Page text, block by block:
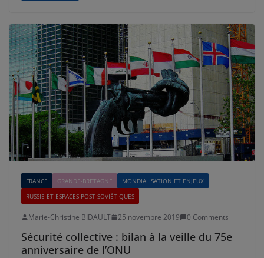
FRANCE GRANDE-BRETAGNE
MONDIALISATION ET ENJEUX
RUSSIE ET ESPACES POST-SOVIÉTIQUES
Marie-Christine BIDAULT 25 novembre 2019 0 Comments
Sécurité collective : bilan à la veille du 75e
anniversaire de l’ONU